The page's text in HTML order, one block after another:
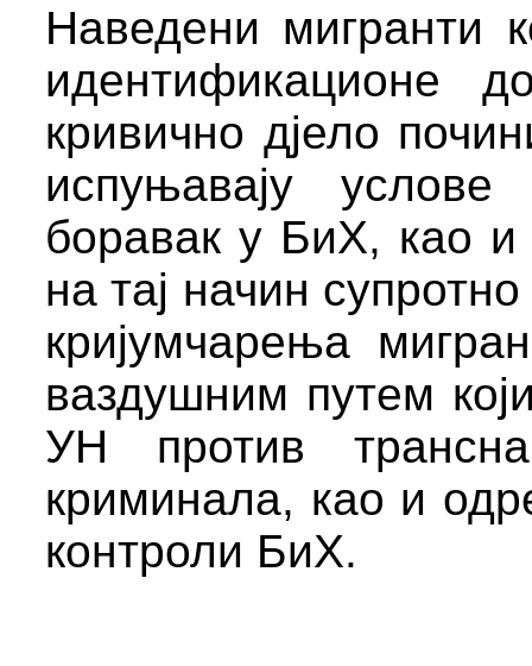
Наведени мигранти
идентификационе
кривично дјело
испуњавају
боравак у БиХ, као
на тај начин
кријумчарења
ваздушним путем
УН против
криминала, као и
контроли БиХ.